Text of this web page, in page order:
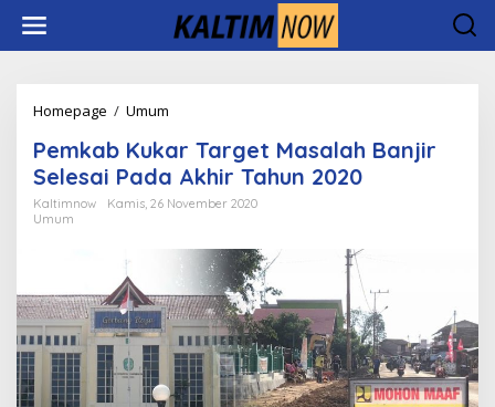
konten
Homepage / Umum
Target
Masalah
Banjir
Selesai
Akhir
Tahun
Pemkab Kukar Target Masalah Banjir
Selesai Pada Akhir Tahun 2020
Kaltimnow
Kamis, 26 November 2020
Umum